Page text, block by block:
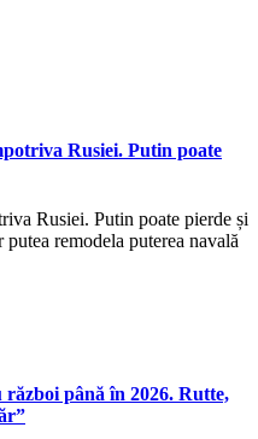
Rusiei. Putin poate
Rusiei. Putin poate pierde și
remodela puterea navală
până în 2026. Rutte,